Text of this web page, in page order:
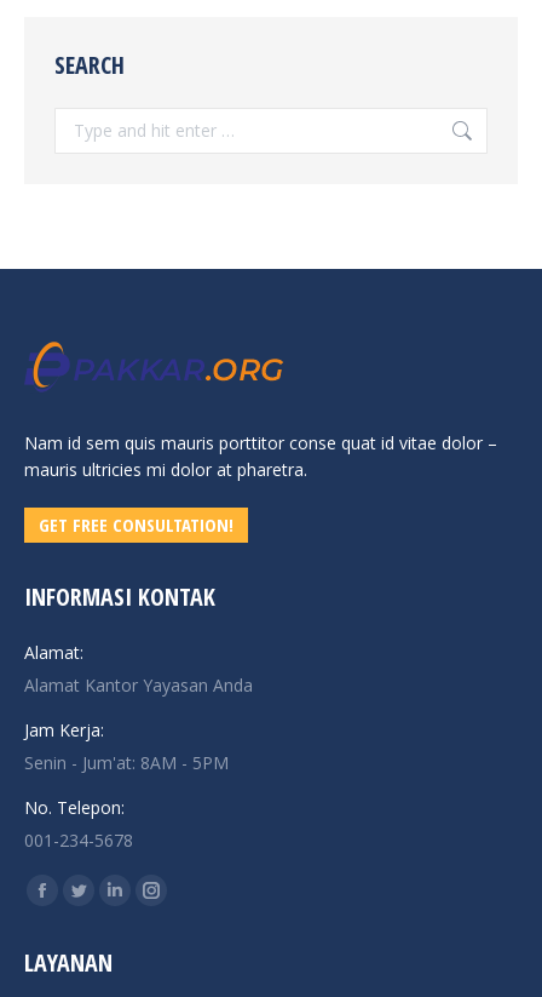
SEARCH
Search:
Nam id sem quis mauris porttitor conse quat id vitae dolor –
mauris ultricies mi dolor at pharetra.
GET FREE CONSULTATION!
INFORMASI KONTAK
Alamat:
Alamat Kantor Yayasan Anda
Jam Kerja:
Senin - Jum'at: 8AM - 5PM
No. Telepon:
001-234-5678
Find us on:
Facebook
opens
Twitter
opens
LinkedinInstagram
LAYANAN